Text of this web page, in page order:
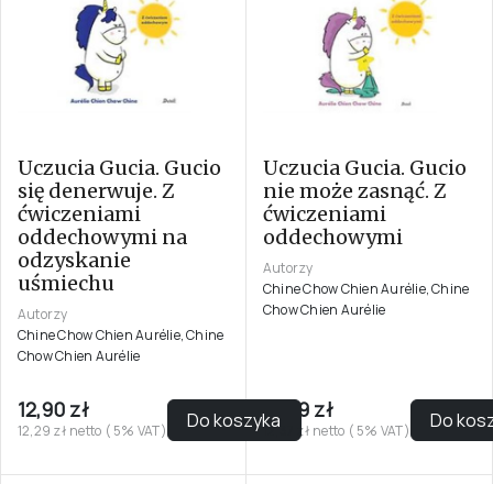
Uczucia Gucia. Gucio
się denerwuje. Z
ćwiczeniami
oddechowymi na
odzyskanie
uśmiechu
Autorzy
Chine Chow Chien Aurélie, Chine
Chow Chien Aurélie
12,90 zł
12,29 zł netto ( 5% VAT) Do koszyka
Uczucia Gucia. Gucio
nie może zasnąć. Z
ćwiczeniami
oddechowymi
Autorzy
Chine Chow Chien Aurélie, Chine
Chow Chien Aurélie
12,99 zł
12,37 zł netto ( 5% VAT) Do